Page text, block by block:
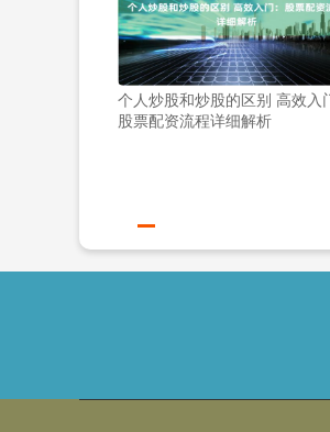
个人炒股和炒股的区别 高效入
股票配资流程详细解析